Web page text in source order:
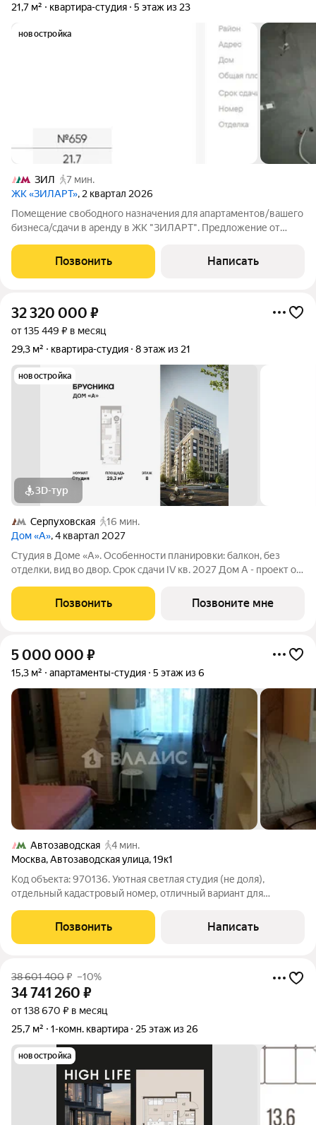
21,7 м² квартира-студия 5 этаж из 23
новостройка
ЗИЛ
7 мин.
ЖК «ЗИЛАРТ», 2 квартал 2026
Помещение свободного назначения для апартаментов/вашего
бизнеса/сдачи в аренду в ЖК "ЗИЛАРТ". Предложение от
зоной с/у, с отделкой (номер помещения 659Н, 6 корпус)
Панорамное остекление в пол
Позвонить Написать
32 320 000 ₽
от 135 449 ₽ в месяц
29,3 м²
квартира-студия 8 этаж из 21
новостройка
3D-тур
Серпуховская
16 мин.
Дом «А», 4 квартал 2027
Студия в Доме «А». Особенности планировки: балкон, без
отделки, вид во двор. Срок сдачи IV кв. 2027 Дом А - проект от
с метро Павелецкая. В 2-х километрах от дома протекает
Москва река. ТРИ
Позвонить Позвоните мне
5 000 000 ₽
15,3 м² апартаменты-студия 5 этаж из 6
Автозаводская
4 мин.
Москва,Автозаводская улица,19к1
Код объекта: 970136. Уютная светлая студия (не доля),
отдельный кадастровый номер, отличный вариант для
оборудована иебелью и техникой, в шаговой доступности от
метро, развитая инфраструктура,
Позвонить Написать
38 601 400₽ –10%
34 741 260 ₽
от 138 670 ₽ в месяц
25,7 м²
1-комн. квартира 25 этаж из 26
новостройка